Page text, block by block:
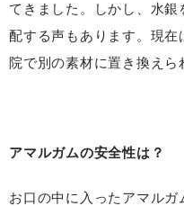
てきました。しかし、水
配する声もあります。現
院で別の素材に置き換えら
アマルガムの安全性は？
お口の中に入ったアマル